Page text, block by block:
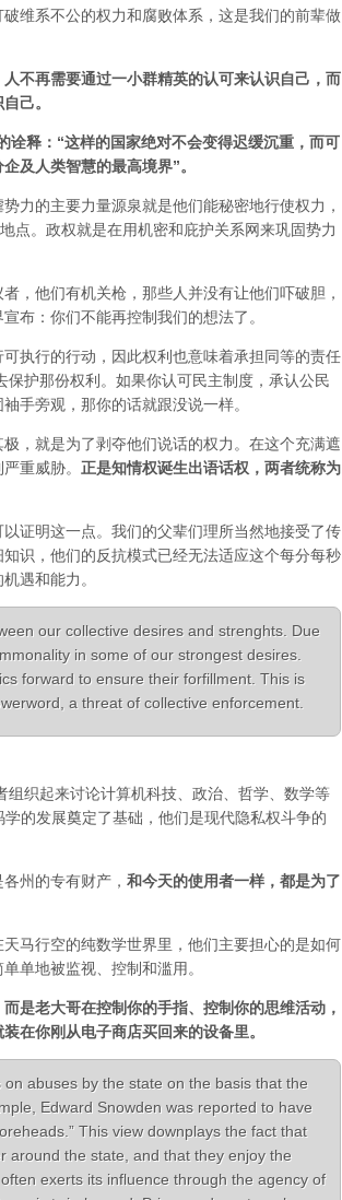
维系不公的权力和腐败体系，这是我们的前辈做
不再需要通过一小群精英的认可来认识自己，而
己。
释：“这样的国家绝对不会变得迟缓沉重，而可
及人类智慧的最高境界”。
力的主要力量源泉就是他们能秘密地行使权力，
点。政权就是在用机密和庇护关系网来巩固势力
，他们有机关枪，那些人并没有让他们吓破胆，
布：你们不能再控制我们的想法了。
执行的行动，因此权利也意味着承担同等的责任
护那份权利。如果你认可民主制度，承认公民
手旁观，那你的话就跟没说一样。
，就是为了剥夺他们说话的权力。在这个充满遮
重威胁。 正是知情权诞生出语话权，两者统称为
证明这一点。我们的父辈们理所当然地接受了传
识，他们的反抗模式已经无法适应这个每分每秒
遇和能力。
our collective desires and strenghts. Due
in some of our strongest desires.
forward to ensure their forfillment. This is
a threat of collective enforcement.
织起来讨论计算机科技、政治、哲学、数学等
的发展奠定了基础，他们是现代隐私权斗争的
州的专有财产， 和今天的使用者一样，都是为了
马行空的纯数学世界里，他们主要担心的是如何
单地被监视、控制和滥用。
是老大哥在控制你的手指、控制你的思维活动，
在你刚从电子商店买回来的设备里。
abuses by the state on the basis that the
Edward Snowden was reported to have
This view downplays the fact that
around the state, and that they enjoy the
exerts its influence through the agency of